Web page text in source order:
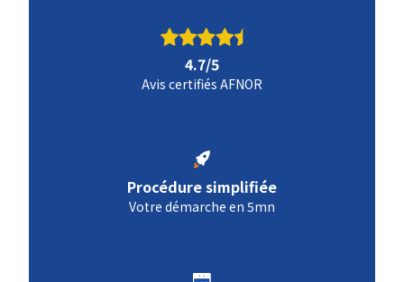
4.7/5
Avis certifiés AFNOR
Procédure simplifiée
Votre démarche en 5mn